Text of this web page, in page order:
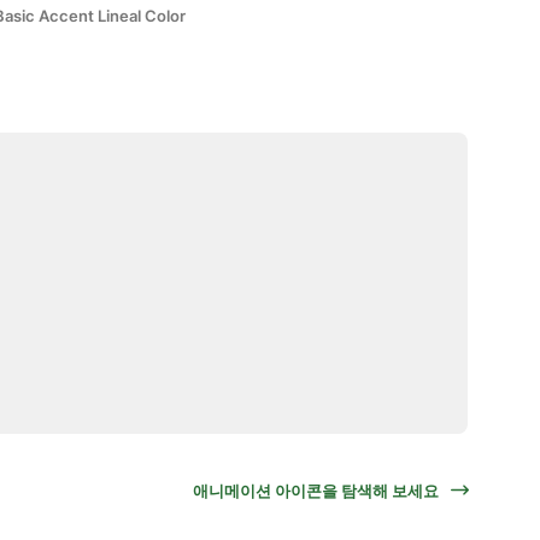
Accent Lineal Color
애니메이션 아이콘을 탐색해 보세요